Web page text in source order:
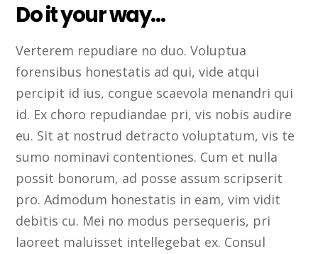
Do it your way…
Verterem repudiare no duo. Voluptua
forensibus honestatis ad qui, vide atqui
percipit id ius, congue scaevola menandri qui
id. Ex choro repudiandae pri, vis nobis audire
eu. Sit at nostrud detracto voluptatum, vis te
sumo nominavi contentiones. Cum et nulla
possit bonorum, ad posse assum scripserit
pro. Admodum honestatis in eam, vim vidit
debitis cu. Mei no modus persequeris, pri
laoreet maluisset intellegebat ex. Consul